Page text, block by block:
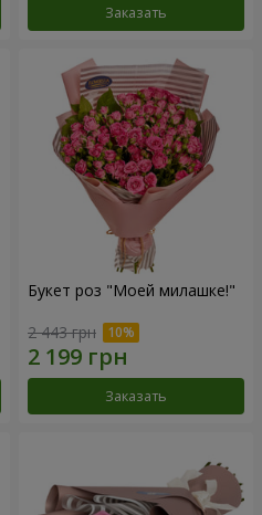
Заказать
Букет роз "Моей милашке!"
2 443 грн
Заказать